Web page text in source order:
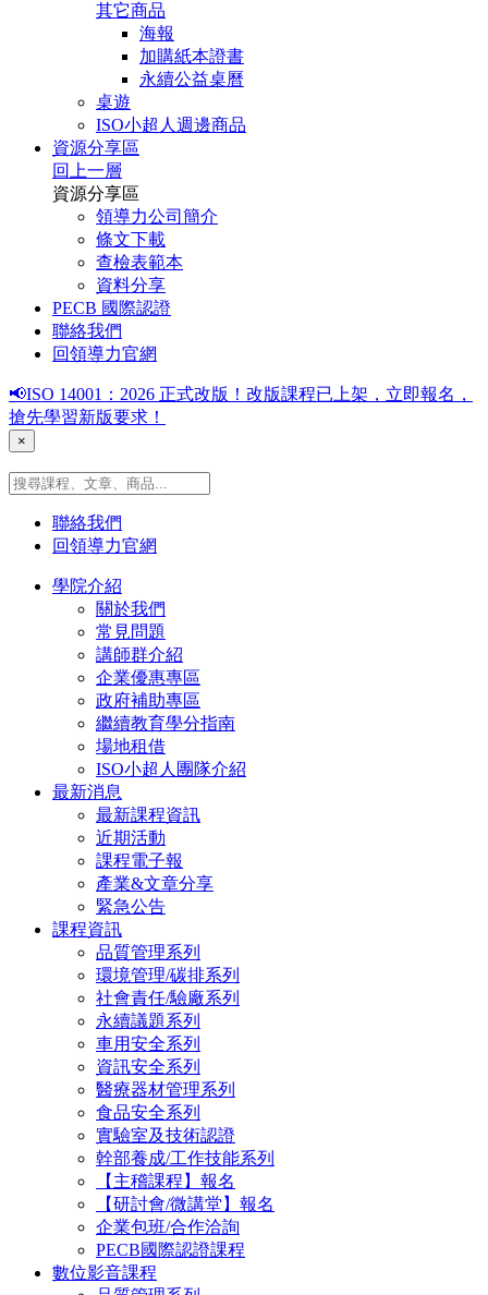
其它商品
海報
加購紙本證書
永續公益桌曆
桌遊
ISO小超人週邊商品
資源分享區
回上一層
資源分享區
領導力公司簡介
條文下載
查檢表範本
資料分享
PECB 國際認證
聯絡我們
回領導力官網
📢ISO 14001：2026 正式改版！改版課程已上架，立即報名，
搶先學習新版要求！
×
聯絡我們
回領導力官網
學院介紹
關於我們
常見問題
講師群介紹
企業優惠專區
政府補助專區
繼續教育學分指南
場地租借
ISO小超人團隊介紹
最新消息
最新課程資訊
近期活動
課程電子報
產業&文章分享
緊急公告
課程資訊
品質管理系列
環境管理/碳排系列
社會責任/驗廠系列
永續議題系列
車用安全系列
資訊安全系列
醫療器材管理系列
食品安全系列
實驗室及技術認證
幹部養成/工作技能系列
【主稽課程】報名
【研討會/微講堂】報名
企業包班/合作洽詢
PECB國際認證課程
數位影音課程